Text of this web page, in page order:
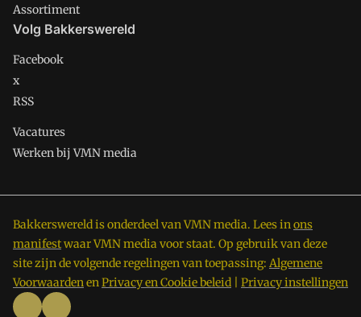
Assortiment
Volg Bakkerswereld
Facebook
x
RSS
Vacatures
Werken bij VMN media
Bakkerswereld is onderdeel van VMN media. Lees inons
manifestwaar VMN media voor staat. Op gebruik van deze
site zijn de volgende regelingen van toepassing: Algemene
VoorwaardenenPrivacy en Cookie beleid Privacy instellingen